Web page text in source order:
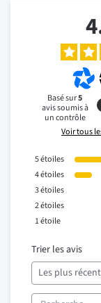
Basé sur5
avis soumis à
un contrôle
Voir tous
5étoiles
4étoiles
3étoiles
2étoiles
1étoile
Trier les avis